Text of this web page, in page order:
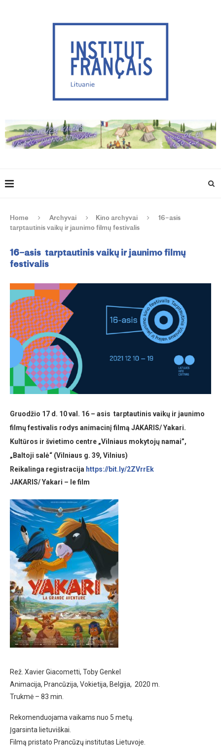
Home Archyvai Kino archyvai
16–asis
tarptautinis vaikų ir jaunimo filmų festivalis
16–asis tarptautinis vaikų ir jaunimo filmų
festivalis
Gruodžio 17 d. 10 val. 16 – asis tarptautinis vaikų ir jaunimo
filmų festivalis rodys animacinį filmą JAKARIS/ Yakari.
Kultūros ir švietimo centre „Vilniaus mokytojų namai”,
„Baltoji salė“ (Vilniaus g. 39, Vilnius)
Reikalinga registracija https://bit.ly/2ZVrrEk
JAKARIS/ Yakari – le film
Rež. Xavier Giacometti, Toby Genkel
Animacija, Prancūzija, Vokietija, Belgija, 2020 m.
Trukmė – 83 min.
Rekomenduojama vaikams nuo 5 metų.
Įgarsinta lietuviškai.
Filmą pristato Prancūzų institutas Lietuvoje.